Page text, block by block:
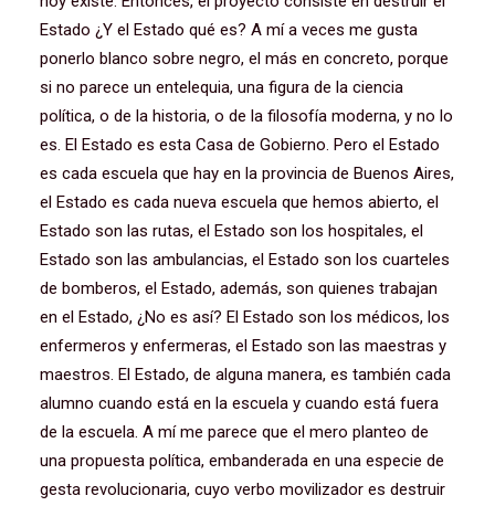
Estado ¿Y el Estado qué es? A mí a veces me gusta
ponerlo blanco sobre negro, el más en concreto, porque
si no parece un entelequia, una figura de la ciencia
política, o de la historia, o de la filosofía moderna, y no lo
es. El Estado es esta Casa de Gobierno. Pero el Estado
es cada escuela que hay en la provincia de Buenos Aires,
el Estado es cada nueva escuela que hemos abierto, el
Estado son las rutas, el Estado son los hospitales, el
Estado son las ambulancias, el Estado son los cuarteles
de bomberos, el Estado, además, son quienes trabajan
en el Estado, ¿No es así? El Estado son los médicos, los
enfermeros y enfermeras, el Estado son las maestras y
maestros. El Estado, de alguna manera, es también cada
alumno cuando está en la escuela y cuando está fuera
de la escuela. A mí me parece que el mero planteo de
una propuesta política, embanderada en una especie de
gesta revolucionaria, cuyo verbo movilizador es destruir